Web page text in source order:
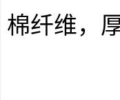
棉纤维，